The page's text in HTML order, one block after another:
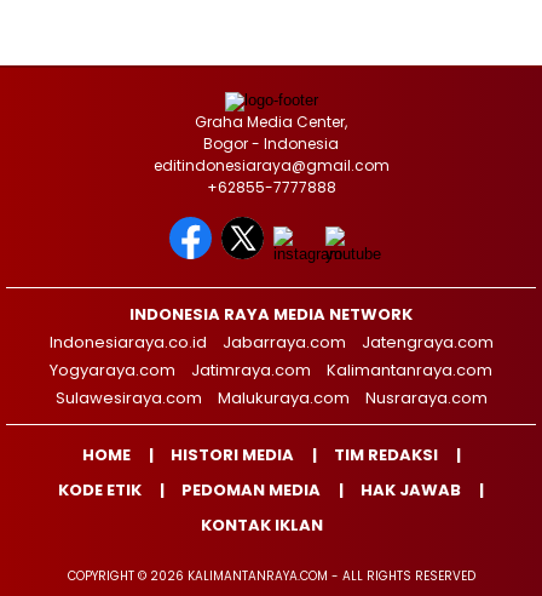
Graha Media Center,
Bogor - Indonesia
editindonesiaraya@gmail.com
+62855-7777888
INDONESIA RAYA MEDIA NETWORK
Indonesiaraya.co.id
Jabarraya.com
Jatengraya.com
Yogyaraya.com
Jatimraya.com
Kalimantanraya.com
Sulawesiraya.com
Malukuraya.com Nusraraya.com
HOME HISTORI MEDIA
TIM REDAKSI
KODE ETIK
PEDOMAN MEDIA
HAK JAWAB
KONTAK IKLAN
COPYRIGHT © 2026 KALIMANTANRAYA.COM - ALL RIGHTS RESERVED